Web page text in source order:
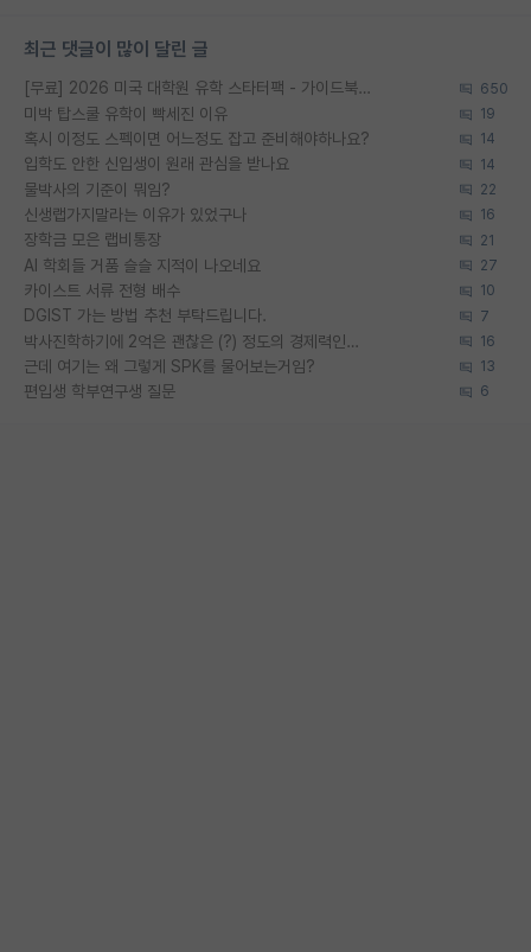
최근 댓글이 많이 달린 글
[무료] 2026 미국 대학원 유학 스타터팩 - 가이드북 & 합격자 컨택메일 템플릿 650
미박 탑스쿨 유학이 빡세진 이유 19
혹시 이정도 스펙이면 어느정도 잡고 준비해야하나요? 14
입학도 안한 신입생이 원래 관심을 받나요 14
물박사의 기준이 뭐임? 22
신생랩가지말라는 이유가 있었구나 16
장학금 모은 랩비통장 21
AI 학회들 거품 슬슬 지적이 나오네요 27
카이스트 서류 전형 배수 10
DGIST 가는 방법 추천 부탁드립니다. 7
박사진학하기에 2억은 괜찮은 (?) 정도의 경제력인가요 16
근데 여기는 왜 그렇게 SPK를 물어보는거임? 13
편입생 학부연구생 질문 6